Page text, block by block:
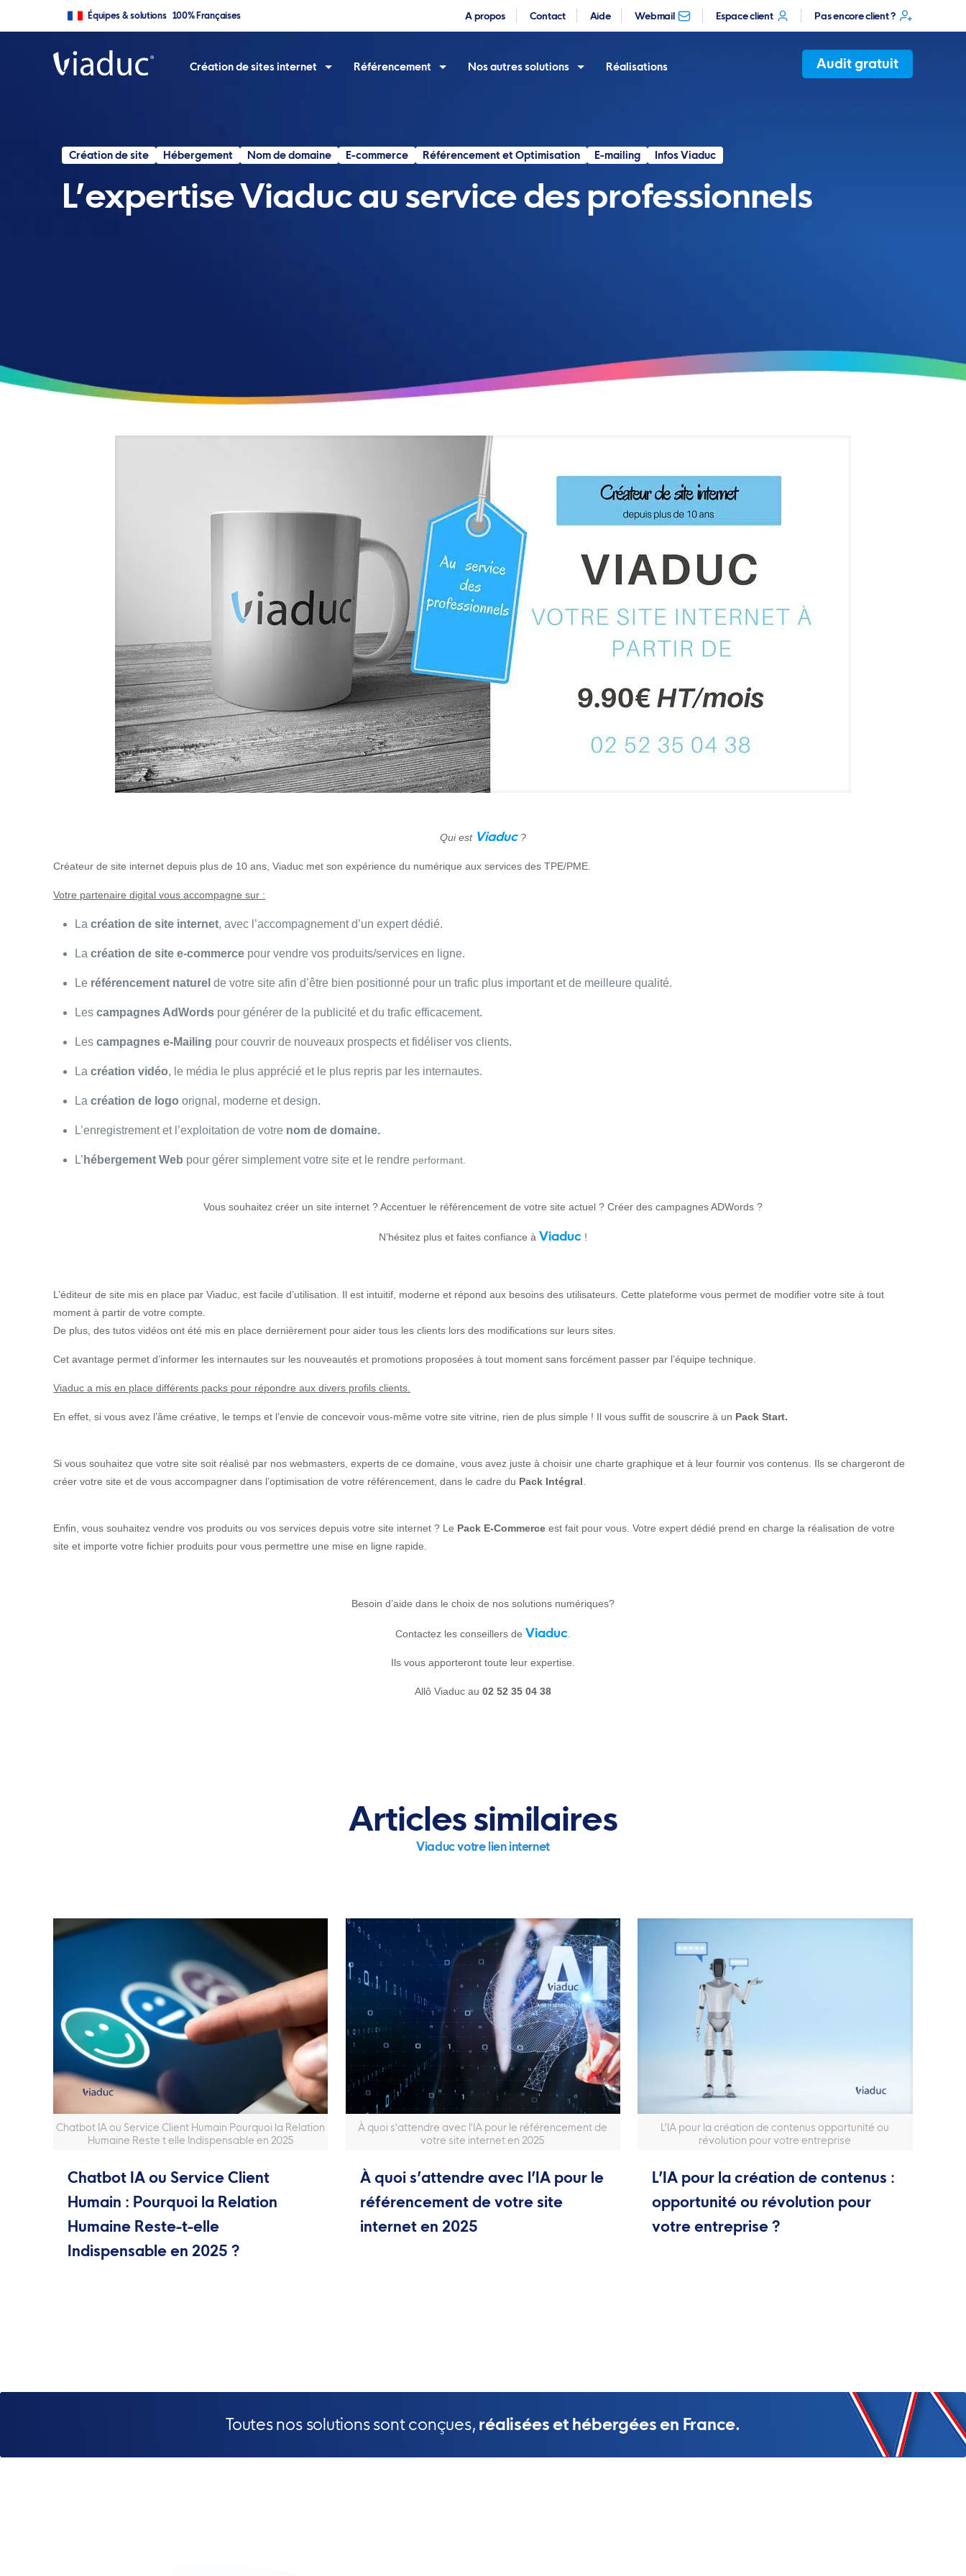
Équipes & solutions 100% Françaises A propos Contact Aide Webmail Espace client Pas encore client ?
Création de sites internet Référencement Nos autres solutions Réalisations Audit gratuit
Création de site Hébergement Nom de domaine E-commerce Référencement et Optimisation E-mailing Infos Viaduc
L’expertise Viaduc au service des professionnels
Qui est Viaduc?
Créateur de site internet depuis plus de 10 ans, Viaduc met son expérience du numérique aux services des TPE/PME.
Votre partenaire digital vous accompagne sur :
Lacréation de site internet, avec l’accompagnement d’un expert dédié.
Lacréation de site e-commerce pour vendre vos produits/services en ligne.
Le référencement naturelde votre site afin d’être bien positionné pour un trafic plus important et de meilleure qualité.
Lescampagnes AdWords pour générer de la publicité et du trafic efficacement.
Lescampagnes e-Mailing pour couvrir de nouveaux prospects et fidéliser vos clients.
Lacréation vidéo, le média le plus apprécié et le plus repris par les internautes.
Lacréation de logo orignal, moderne et design.
L’enregistrement et l’exploitation de votre nom de domaine.
L’ hébergement Web pour gérer simplement votre site et le rendre performant.
Vous souhaitez créer un site internet ? Accentuer le référencement de votre site actuel ? Créer des campagnes ADWords ?
N’hésitez plus et faites confiance à Viaduc !
L’éditeur de site mis en place par Viaduc, est facile d’utilisation. Il est intuitif, moderne et répond aux besoins des utilisateurs. Cette plateforme vous permet de modifier votre site à tout
moment à partir de votre compte.
De plus, des tutos vidéos ont été mis en place dernièrement pour aider tous les clients lors des modifications sur leurs sites.
Cet avantage permet d’informer les internautes sur les nouveautés et promotions proposées à tout moment sans forcément passer par l’équipe technique.
Viaduc a mis en place différents packs pour répondre aux divers profils clients.
En effet, si vous avez l’âme créative, le temps et l’envie de concevoir vous-même votre site vitrine, rien de plus simple ! Il vous suffit de souscrire à un Pack Start.
Si vous souhaitez que votre site soit réalisé par nos webmasters, experts de ce domaine, vous avez juste à choisir une charte graphique et à leur fournir vos contenus. Ils se chargeront de
créer votre site et de vous accompagner dans l’optimisation de votre référencement, dans le cadre du Pack Intégral
Enfin, vous souhaitez vendre vos produits ou vos services depuis votre site internet ? Le Pack E-Commerceest fait pour vous. Votre expert dédié prend en charge la réalisation de votre
site et importe votre fichier produits pour vous permettre une mise en ligne rapide.
Besoin d’aide dans le choix de nos solutions numériques?
Contactez les conseillers de Viaduc
Ils vous apporteront toute leur expertise.
Allô Viaduc au 02 52 35 04 38
Articles similaires
Viaduc votre lien internet
Chatbot IA ou Service Client Humain Pourquoi la Relation
Humaine Reste t elle Indispensable en 2025
Chatbot IA ou Service Client
Humain : Pourquoi la Relation
Humaine Reste-t-elle
Indispensable en 2025 ?
À quoi s'attendre avec l'IA pour le référencement de
votre site internet en 2025
À quoi s’attendre avec l’IA pour le
référencement de votre site
internet en 2025
L’IA pour la création de contenus opportunité ou
révolution pour votre entreprise
L’IA pour la création de contenus :
opportunité ou révolution pour
votre entreprise ?
Toutes nos solutions sont conçues, réalisées et hébergées en France.